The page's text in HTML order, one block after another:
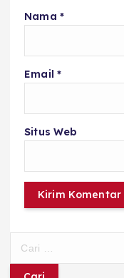
Nama *
Email *
Situs Web